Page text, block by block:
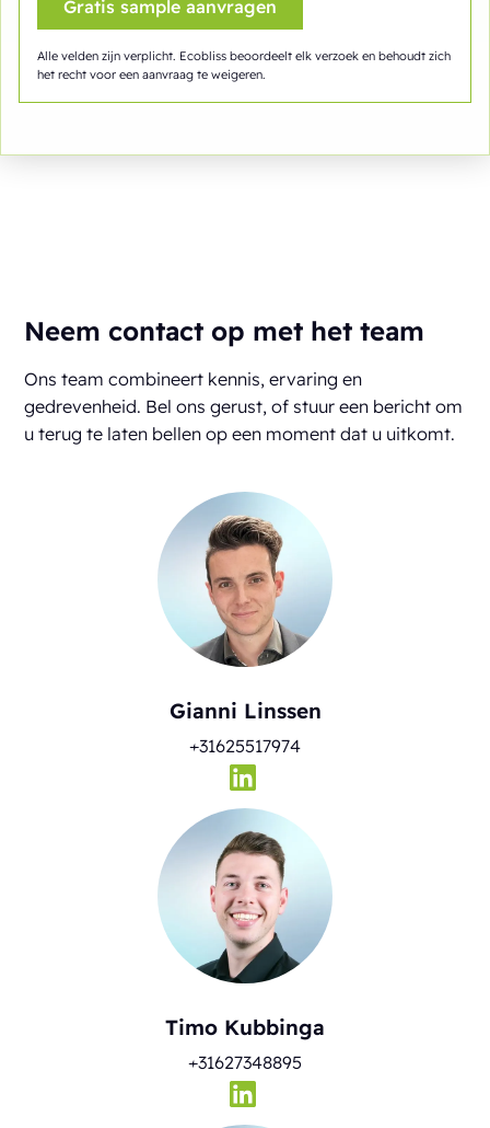
Alle velden zijn verplicht. Ecobliss beoordeelt elk verzoek en behoudt zich
het recht voor een aanvraag te weigeren.
Neem contact op met het team
Ons team combineert kennis, ervaring en
gedrevenheid. Bel ons gerust, of stuur een bericht om
u terug te laten bellen op een moment dat u uitkomt.
Gianni Linssen
+31625517974
Timo Kubbinga
+31627348895